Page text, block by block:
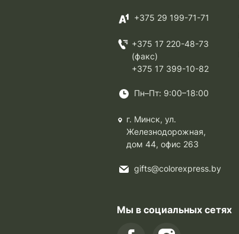
+375 29 199-71-71
+375 17 220-48-73
(факс)
+375 17 399-10-82
Пн–Пт: 9:00–18:00
г. Минск, ул.
Железнодорожная,
дом 44, офис 263
gifts@colorexpress.by
Мы в социальных сетях